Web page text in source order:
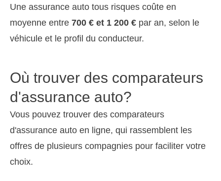
Une assurance auto tous risques coûte en
moyenne entre 700 € et 1 200 € par an, selon le
véhicule et le profil du conducteur.
Où trouver des comparateurs
d'assurance auto?
Vous pouvez trouver des comparateurs
d'assurance auto en ligne, qui rassemblent les
offres de plusieurs compagnies pour faciliter votre
choix.